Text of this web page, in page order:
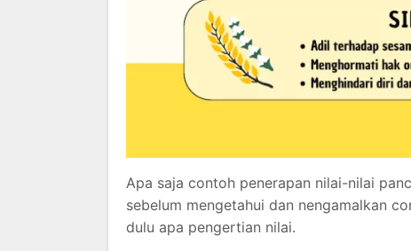
Apa saja contoh penerapan nilai-nilai
sebelum mengetahui dan nengamalkan
dulu apa pengertian nilai.